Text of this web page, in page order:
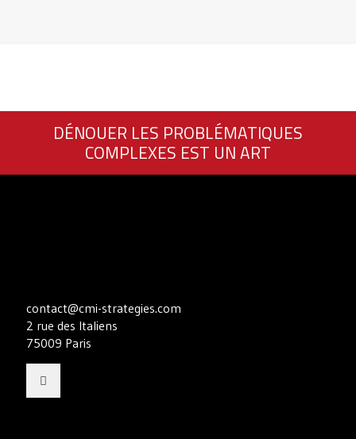
DÉNOUER LES PROBLÉMATIQUES
COMPLEXES EST UN ART
contact@cmi-strategies.com
2 rue des Italiens
75009 Paris